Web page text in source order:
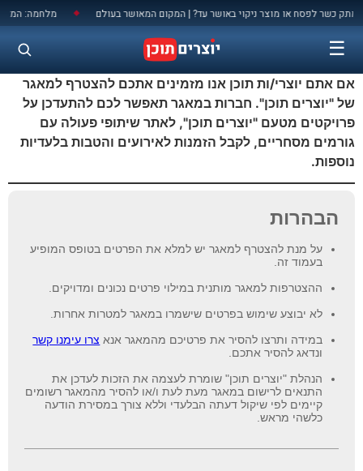
לתוכן מלחמה: המאני כשר לפסח או מוצר ניקוי באושר עד? | המקום המאושר בעולם
☰
אם אתם יוצרי/ות תוכן אנו מזמינים אתכם להצטרף למאגר
של "יוצרים תוכן". חברות במאגר תאפשר לכם להתעדכן על
פרויקטים מטעם "יוצרים תוכן", לאתר שיתופי פעולה עם
גורמים מסחריים, לקבל הזמנות לאירועים והטבות בלעדיות
נוספות.